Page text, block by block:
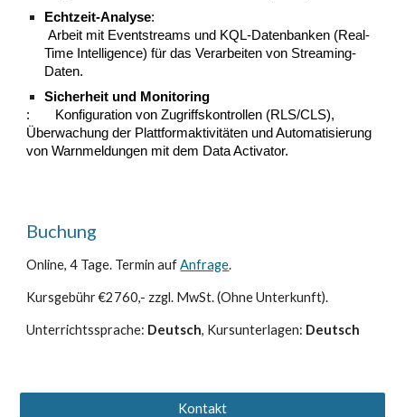
Echtzeit-Analyse:
Arbeit mit Eventstreams und KQL-Datenbanken (Real-
Time Intelligence) für das Verarbeiten von Streaming-
Daten.
Sicherheit und Monitoring
:
Konfiguration von Zugriffskontrollen (RLS/CLS),
Überwachung der Plattformaktivitäten und Automatisierung
von Warnmeldungen mit dem Data Activator.
Buchung
Online, 4 Tage. Termin aufAnfrage.
Kursgebühr €2760,- zzgl. MwSt. (Ohne Unterkunft).
Unterrichtssprache: Deutsch, Kursunterlagen: Deutsch
Kontakt